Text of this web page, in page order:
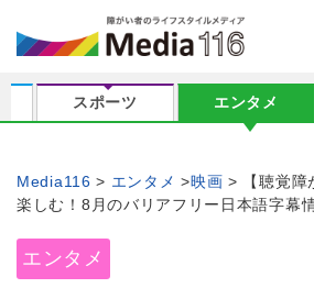
スポーツ エンタメ
Media116 エンタメ 映画
【聴覚
楽しむ！8月のバリアフリー日本語字幕
エンタメ